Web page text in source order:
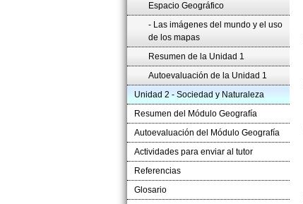
Espacio Geográfico
- Las imágenes del mundo y el uso
de los mapas
Resumen de la Unidad 1
Autoevaluación de la Unidad 1
Unidad 2 - Sociedad y Naturaleza
Resumen del Módulo Geografía
Autoevaluación del Módulo Geografía
Actividades para enviar al tutor
Referencias
Glosario